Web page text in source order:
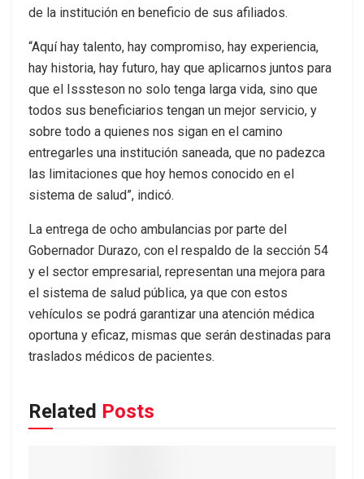
de la institución en beneficio de sus afiliados.
“Aquí hay talento, hay compromiso, hay experiencia,
hay historia, hay futuro, hay que aplicarnos juntos para
que el Isssteson no solo tenga larga vida, sino que
todos sus beneficiarios tengan un mejor servicio, y
sobre todo a quienes nos sigan en el camino
entregarles una institución saneada, que no padezca
las limitaciones que hoy hemos conocido en el
sistema de salud”, indicó.
La entrega de ocho ambulancias por parte del
Gobernador Durazo, con el respaldo de la sección 54
y el sector empresarial, representan una mejora para
el sistema de salud pública, ya que con estos
vehículos se podrá garantizar una atención médica
oportuna y eficaz, mismas que serán destinadas para
traslados médicos de pacientes.
Related Posts